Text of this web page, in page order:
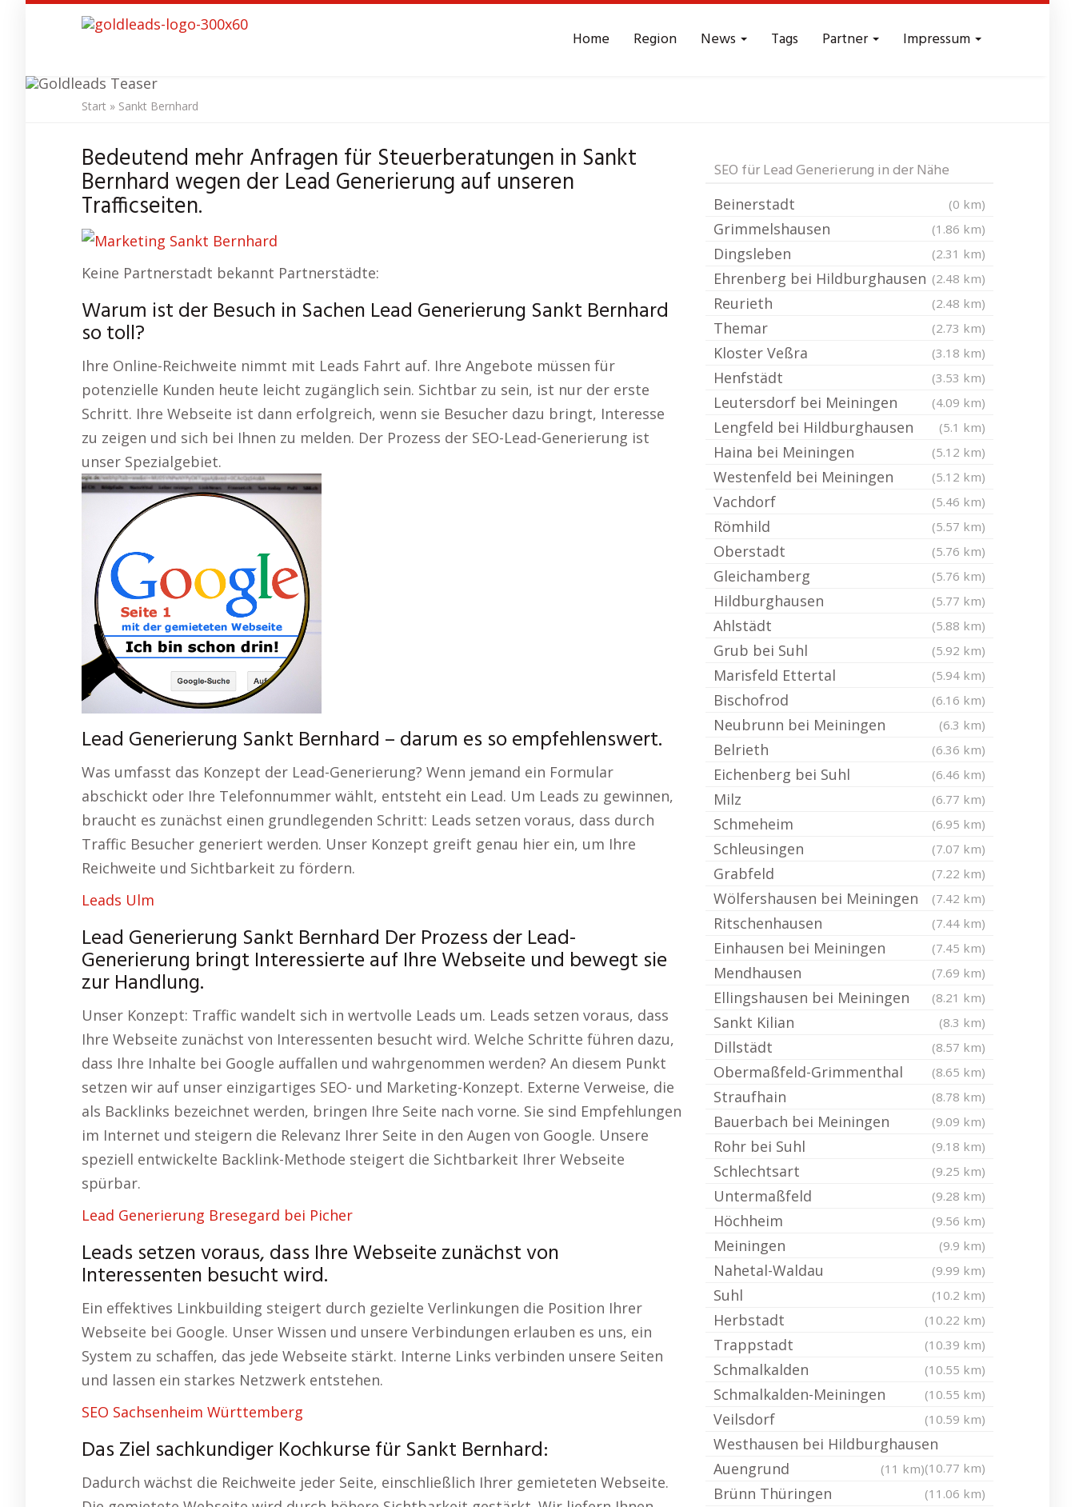
content
Home Region News Tags Partner Impressum
SEO Agentur Sankt Bernhard Leads - Reichweite
Start » Sankt Bernhard
Bedeutend mehr Anfragen für Steuerberatungen in Sankt
Bernhard wegen der Lead Generierung auf unseren
Trafficseiten.
Keine Partnerstadt bekannt Partnerstädte:
Warum ist der Besuch in Sachen Lead Generierung Sankt Bernhard
so toll?
Ihre Online-Reichweite nimmt mit Leads Fahrt auf. Ihre Angebote müssen für
potenzielle Kunden heute leicht zugänglich sein. Sichtbar zu sein, ist nur der erste
Schritt. Ihre Webseite ist dann erfolgreich, wenn sie Besucher dazu bringt, Interesse
zu zeigen und sich bei Ihnen zu melden. Der Prozess der SEO-Lead-Generierung ist
unser Spezialgebiet.
Lead Generierung Sankt Bernhard – darum es so empfehlenswert.
Was umfasst das Konzept der Lead-Generierung? Wenn jemand ein Formular
abschickt oder Ihre Telefonnummer wählt, entsteht ein Lead. Um Leads zu gewinnen,
braucht es zunächst einen grundlegenden Schritt: Leads setzen voraus, dass durch
Traffic Besucher generiert werden. Unser Konzept greift genau hier ein, um Ihre
Reichweite und Sichtbarkeit zu fördern.
Leads Ulm
Lead Generierung Sankt Bernhard Der Prozess der Lead-
Generierung bringt Interessierte auf Ihre Webseite und bewegt sie
zur Handlung.
Unser Konzept: Traffic wandelt sich in wertvolle Leads um. Leads setzen voraus, dass
Ihre Webseite zunächst von Interessenten besucht wird. Welche Schritte führen dazu,
dass Ihre Inhalte bei Google auffallen und wahrgenommen werden? An diesem Punkt
setzen wir auf unser einzigartiges SEO- und Marketing-Konzept. Externe Verweise, die
als Backlinks bezeichnet werden, bringen Ihre Seite nach vorne. Sie sind Empfehlungen
im Internet und steigern die Relevanz Ihrer Seite in den Augen von Google. Unsere
speziell entwickelte Backlink-Methode steigert die Sichtbarkeit Ihrer Webseite
spürbar.
Lead Generierung Bresegard bei Picher
Leads setzen voraus, dass Ihre Webseite zunächst von
Interessenten besucht wird.
Ein effektives Linkbuilding steigert durch gezielte Verlinkungen die Position Ihrer
Webseite bei Google. Unser Wissen und unsere Verbindungen erlauben es uns, ein
System zu schaffen, das jede Webseite stärkt. Interne Links verbinden unsere Seiten
und lassen ein starkes Netzwerk entstehen.
SEO Sachsenheim Württemberg
Das Ziel sachkundiger Kochkurse für Sankt Bernhard:
Dadurch wächst die Reichweite jeder Seite, einschließlich Ihrer gemieteten Webseite.
SEO für Lead Generierung in der Nähe
Beinerstadt (0 km)
Grimmelshausen (1.86 km)
Dingsleben (2.31 km)
Ehrenberg bei Hildburghausen (2.48 km)
Reurieth (2.48 km)
Themar (2.73 km)
Kloster Veßra (3.18 km)
Henfstädt (3.53 km)
Leutersdorf bei Meiningen (4.09 km)
Lengfeld bei Hildburghausen (5.1 km)
Haina bei Meiningen (5.12 km)
Westenfeld bei Meiningen (5.12 km)
Vachdorf (5.46 km)
Römhild (5.57 km)
Oberstadt (5.76 km)
Gleichamberg (5.76 km)
Hildburghausen (5.77 km)
Ahlstädt (5.88 km)
Grub bei Suhl (5.92 km)
Marisfeld Ettertal (5.94 km)
Bischofrod (6.16 km)
Neubrunn bei Meiningen (6.3 km)
Belrieth (6.36 km)
Eichenberg bei Suhl (6.46 km)
Milz (6.77 km)
Schmeheim (6.95 km)
Schleusingen (7.07 km)
Grabfeld (7.22 km)
Wölfershausen bei Meiningen (7.42 km)
Ritschenhausen (7.44 km)
Einhausen bei Meiningen (7.45 km)
Mendhausen (7.69 km)
Ellingshausen bei Meiningen (8.21 km)
Sankt Kilian (8.3 km)
Dillstädt (8.57 km)
Obermaßfeld-Grimmenthal (8.65 km)
Straufhain (8.78 km)
Bauerbach bei Meiningen (9.09 km)
Rohr bei Suhl (9.18 km)
Schlechtsart (9.25 km)
Untermaßfeld (9.28 km)
Höchheim (9.56 km)
Meiningen (9.9 km)
Nahetal-Waldau (9.99 km)
Suhl (10.2 km)
Herbstadt (10.22 km)
Trappstadt (10.39 km)
Schmalkalden (10.55 km)
Schmalkalden-Meiningen (10.55 km)
Veilsdorf (10.59 km)
Westhausen bei Hildburghausen
(10.77 km)
Auengrund (11 km)
Brünn Thüringen (11.06 km)